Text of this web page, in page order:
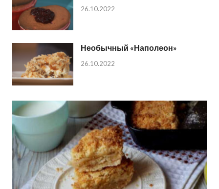
26.10.2022
Необычный «Наполеон»
26.10.2022